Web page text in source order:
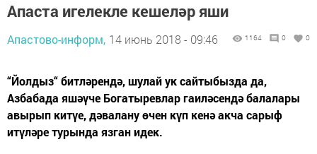
Апаста игелекле кешеләр яши
Апастово-информ, 14 июнь 2018 - 09:46 1164 0 0
“Йолдыз“ битләрендә, шулай ук сайтыбызда да,
Азбабада яшәүче Богатыревлар гаиләсендә балалары
авырып китүе, дәвалану өчен күп кенә акча сарыф
итүләре турында язган идек.